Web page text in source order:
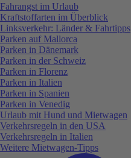
Fahrangst im Urlaub
Kraftstoffarten im Überblick
Linksverkehr: Länder & Fahrtipps
Parken auf Mallorca
Parken in Dänemark
Parken in der Schweiz
Parken in Florenz
Parken in Italien
Parken in Spanien
Parken in Venedig
Urlaub mit Hund und Mietwagen
Verkehrsregeln in den USA
Verkehrsregeln in Italien
Weitere Mietwagen-Tipps